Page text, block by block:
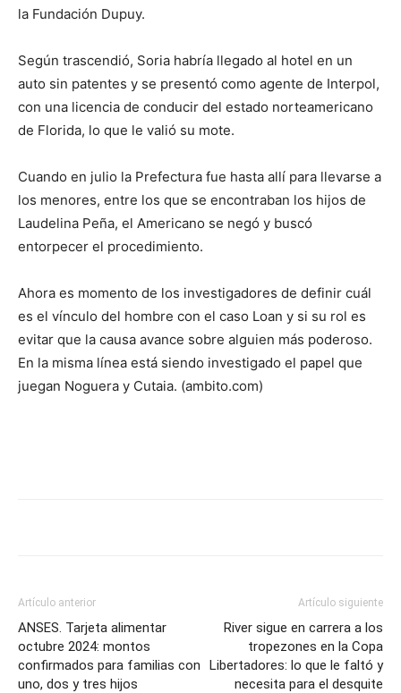
la Fundación Dupuy.
Según trascendió, Soria habría llegado al hotel en un
auto sin patentes y se presentó como agente de Interpol,
con una licencia de conducir del estado norteamericano
de Florida, lo que le valió su mote.
Cuando en julio la Prefectura fue hasta allí para llevarse a
los menores, entre los que se encontraban los hijos de
Laudelina Peña, el Americano se negó y buscó
entorpecer el procedimiento.
Ahora es momento de los investigadores de definir cuál
es el vínculo del hombre con el caso Loan y si su rol es
evitar que la causa avance sobre alguien más poderoso.
En la misma línea está siendo investigado el papel que
juegan Noguera y Cutaia. (ambito.com)
Artículo anterior
ANSES. Tarjeta alimentar
octubre 2024: montos
confirmados para familias con
uno, dos y tres hijos
Artículo siguiente
River sigue en carrera a los
tropezones en la Copa
Libertadores: lo que le faltó y
necesita para el desquite